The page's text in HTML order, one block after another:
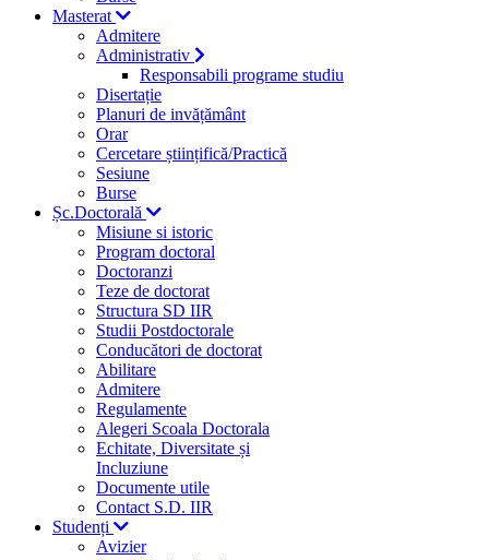
Masterat
Admitere
Administrativ
Responsabili programe studiu
Disertație
Planuri de invățământ
Orar
Cercetare științifică/Practică
Sesiune
Burse
Șc.Doctorală
Misiune si istoric
Program doctoral
Doctoranzi
Teze de doctorat
Structura SD IIR
Studii Postdoctorale
Conducători de doctorat
Abilitare
Admitere
Regulamente
Alegeri Scoala Doctorala
Echitate, Diversitate și
Incluziune
Documente utile
Contact S.D. IIR
Studenți
Avizier